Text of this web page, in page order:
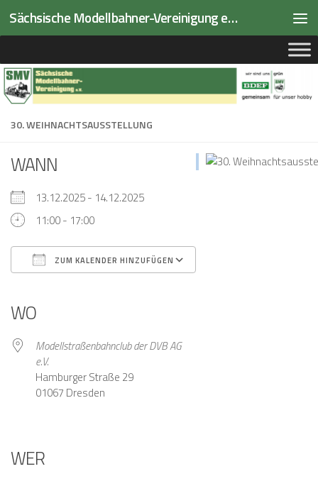
Zum Inhalt springen Sächsische Modellbahner-Vereinigung e.V.
30. WEIHNACHTSAUSSTELLUNG
WANN
13.12.2025 - 14.12.2025
11:00 - 17:00
ZUM KALENDER HINZUFÜGEN
WO
Modellstraßenbahnclub der DVB AG
e.V.
Hamburger Straße 29
01067 Dresden
WER